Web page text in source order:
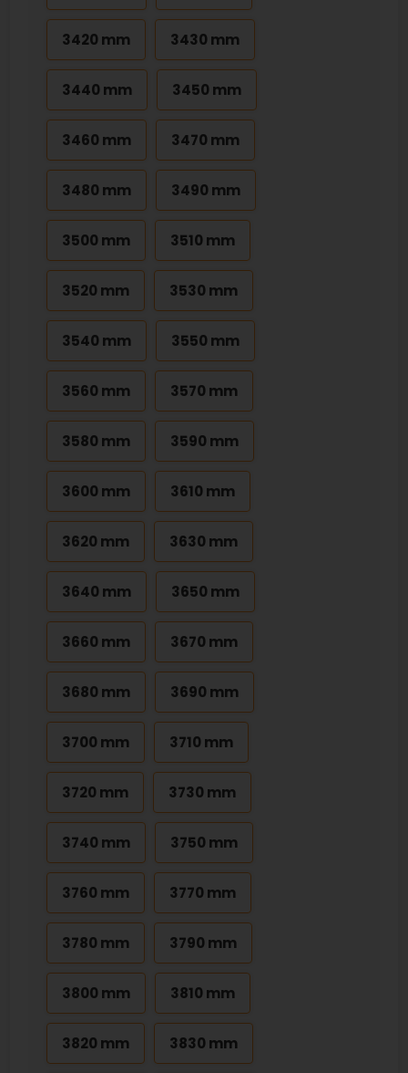
3420 mm 3430 mm
3440 mm 3450 mm
3460 mm 3470 mm
3480 mm 3490 mm
3500 mm 3510 mm
3520 mm 3530 mm
3540 mm 3550 mm
3560 mm 3570 mm
3580 mm 3590 mm
3600 mm 3610 mm
3620 mm 3630 mm
3640 mm 3650 mm
3660 mm 3670 mm
3680 mm 3690 mm
3700 mm 3710 mm
3720 mm 3730 mm
3740 mm 3750 mm
3760 mm 3770 mm
3780 mm 3790 mm
3800 mm 3810 mm
3820 mm 3830 mm